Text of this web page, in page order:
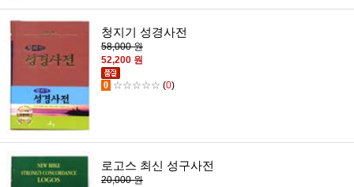
청지기 성경사전
58,000 원
52,200 원
0 ☆☆☆☆☆ (0)
로고스 최신 성구사전
20,000 원